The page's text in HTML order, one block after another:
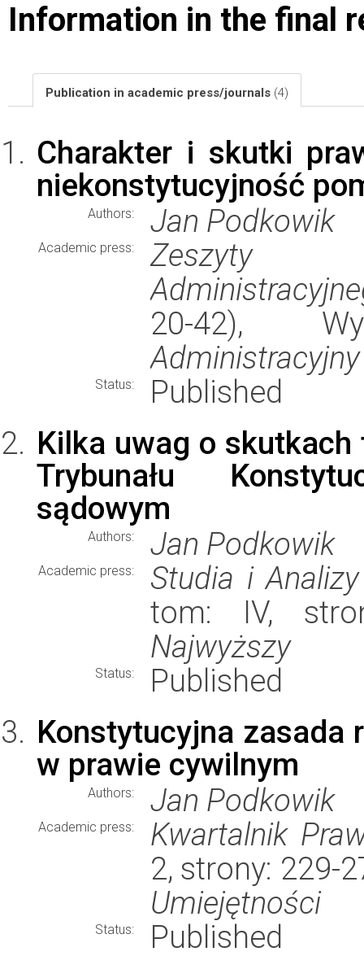
Information in the final
Publication in academic press/journals (4)
Charakter i skutki
niekonstytucyjność
Authors: Jan Podkowik
Academic press:
Zeszyty
20-42),
Administracyjny
Status:
Published
Kilka uwag o
Trybunału
sądowym
Authors: Jan Podkowik
Academic press:
Studia i
tom: IV,
Najwyższy
Status:
Published
Konstytucyjna zasada
w prawie cywilnym
Authors: Jan Podkowik
Academic press:
Kwartalnik
2, strony: 229-
Umiejętności
Status:
Published